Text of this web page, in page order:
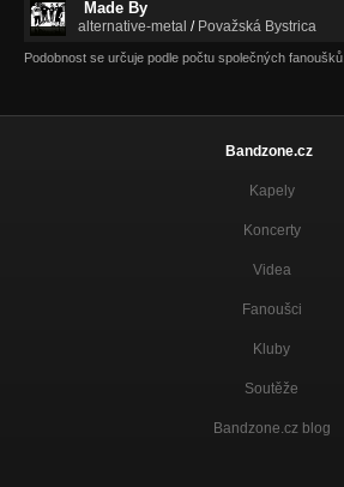
Made By
alternative-metal / Považská Bystrica
Podobnost se určuje podle počtu společných fanoušků.
Bandzone.cz
Kapely
Koncerty
Videa
Fanoušci
Kluby
Soutěže
Bandzone.cz blog